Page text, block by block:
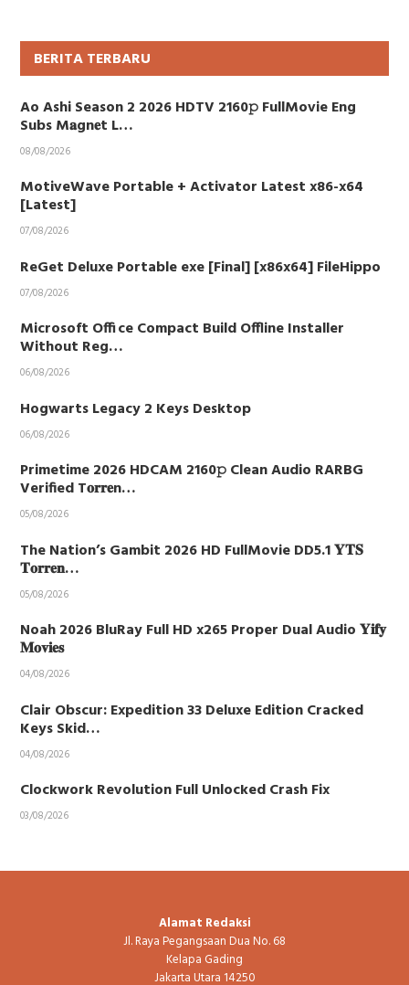
BERITA TERBARU
Ao Ashi Season 2 2026 HDTV 2160𝚙 FullMovie Eng
Subs M𝐚gn𝐞t L…
08/08/2026
MotiveWave Portable + Activator Latest x86-x64
[Latest]
07/08/2026
ReGet Deluxe Portable exe [Final] [x86x64] FileHippo
07/08/2026
Microsoft Office Compact Build Offline Installer
Without Reg…
06/08/2026
Hogwarts Legacy 2 Keys Desktop
06/08/2026
Primetime 2026 HDCAM 2160𝚙 Clean Audio RARBG
Verified T𝐨𝐫𝐫𝐞n…
05/08/2026
The Nation’s Gambit 2026 HD FullMovie DD5.1 𝐘𝐓𝐒
𝐓𝐨𝐫𝐫𝐞𝐧…
05/08/2026
Noah 2026 BluRay Full HD x265 Proper Dual Audio 𝐘𝐢𝐟𝐲
𝐌𝐨𝐯𝐢𝐞𝐬
04/08/2026
Clair Obscur: Expedition 33 Deluxe Edition Cracked
Keys Skid…
04/08/2026
Clockwork Revolution Full Unlocked Crash Fix
03/08/2026
Alamat Redaksi
Jl. Raya Pegangsaan Dua No. 68
Kelapa Gading
Jakarta Utara 14250